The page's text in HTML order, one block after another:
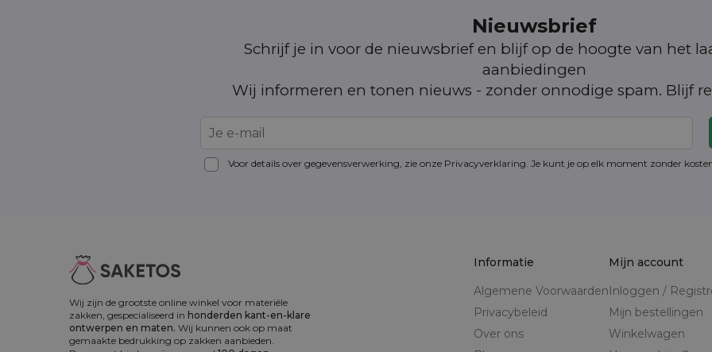
Nieuwsbrief
Schrijf je in voor de nieuwsbrief en blijf op de hoogte van het
aanbiedingen
Wij informeren en tonen nieuws - zonder onnodige spam. Blijf
Voor details over gegevensverwerking, zie onze Privacyverklaring. Je kunt je op elk moment zonder
Wij zijn de grootste online winkel voor materiële
zakken, gespecialiseerd in honderden kant-en-klare
ontwerpen en maten. Wij kunnen ook op maat
gemaakte bedrukking op zakken aanbieden.
Informatie
Algemene Voorwaarden
Privacybeleid
Over ons
Mijn account
Inloggen /
Mijn bestellingen
Winkelwagen